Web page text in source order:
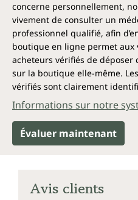
concerne personnellement,
vivement de consulter un
professionnel qualifié, afin
boutique en ligne permet aux
acheteurs vérifiés de
sur la boutique elle-même.
vérifiés sont clairement
Informations sur notre
Évaluer maintenant
Avis clients